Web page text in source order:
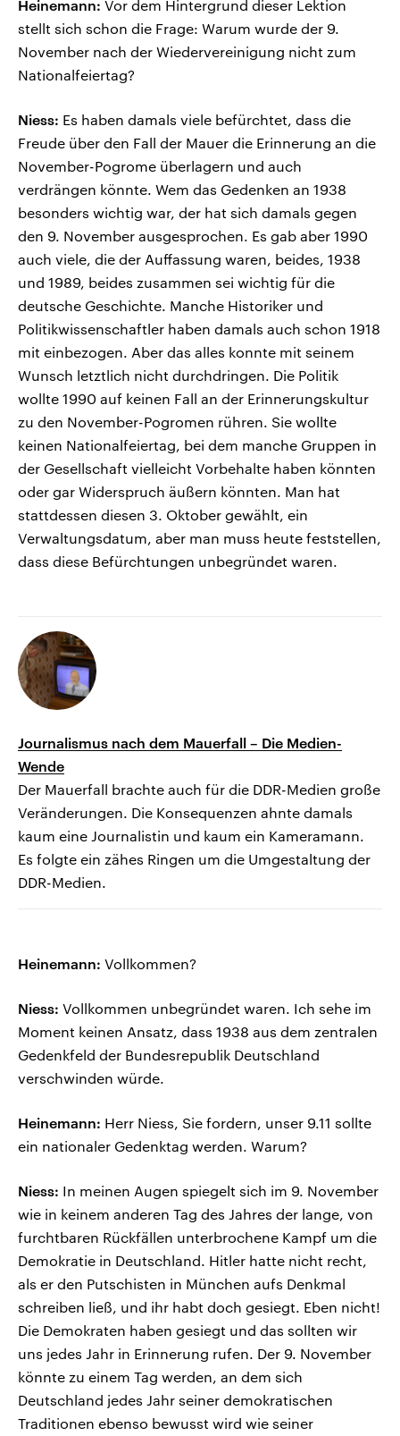
Heinemann: Vor dem Hintergrund dieser Lektion
stellt sich schon die Frage: Warum wurde der 9.
November nach der Wiedervereinigung nicht zum
Nationalfeiertag?
Niess: Es haben damals viele befürchtet, dass die
Freude über den Fall der Mauer die Erinnerung an die
November-Pogrome überlagern und auch
verdrängen könnte. Wem das Gedenken an 1938
besonders wichtig war, der hat sich damals gegen
den 9. November ausgesprochen. Es gab aber 1990
auch viele, die der Auffassung waren, beides, 1938
und 1989, beides zusammen sei wichtig für die
deutsche Geschichte. Manche Historiker und
Politikwissenschaftler haben damals auch schon 1918
mit einbezogen. Aber das alles konnte mit seinem
Wunsch letztlich nicht durchdringen. Die Politik
wollte 1990 auf keinen Fall an der Erinnerungskultur
zu den November-Pogromen rühren. Sie wollte
keinen Nationalfeiertag, bei dem manche Gruppen in
der Gesellschaft vielleicht Vorbehalte haben könnten
oder gar Widerspruch äußern könnten. Man hat
stattdessen diesen 3. Oktober gewählt, ein
Verwaltungsdatum, aber man muss heute feststellen,
dass diese Befürchtungen unbegründet waren.
Journalismus nach dem Mauerfall – Die Medien-
Wende
Der Mauerfall brachte auch für die DDR-Medien große
Veränderungen. Die Konsequenzen ahnte damals
kaum eine Journalistin und kaum ein Kameramann.
Es folgte ein zähes Ringen um die Umgestaltung der
DDR-Medien.
Heinemann: Vollkommen?
Niess: Vollkommen unbegründet waren. Ich sehe im
Moment keinen Ansatz, dass 1938 aus dem zentralen
Gedenkfeld der Bundesrepublik Deutschland
verschwinden würde.
Heinemann: Herr Niess, Sie fordern, unser 9.11 sollte
ein nationaler Gedenktag werden. Warum?
Niess: In meinen Augen spiegelt sich im 9. November
wie in keinem anderen Tag des Jahres der lange, von
furchtbaren Rückfällen unterbrochene Kampf um die
Demokratie in Deutschland. Hitler hatte nicht recht,
als er den Putschisten in München aufs Denkmal
schreiben ließ, und ihr habt doch gesiegt. Eben nicht!
Die Demokraten haben gesiegt und das sollten wir
uns jedes Jahr in Erinnerung rufen. Der 9. November
könnte zu einem Tag werden, an dem sich
Deutschland jedes Jahr seiner demokratischen
Traditionen ebenso bewusst wird wie seiner